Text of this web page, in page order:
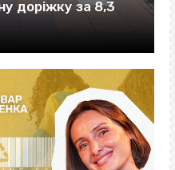
доріжку за 8,3